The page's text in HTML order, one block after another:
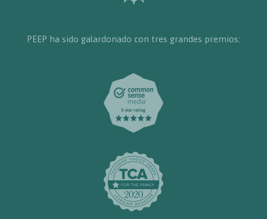
PEEP ha sido galardonado con tres grandes premios: